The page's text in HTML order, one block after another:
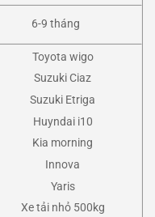
6-9 tháng
Toyota wigo
Suzuki Ciaz
Suzuki Etriga
Huyndai i10
Kia morning
Innova
Yaris
Xe tải nhỏ 500kg